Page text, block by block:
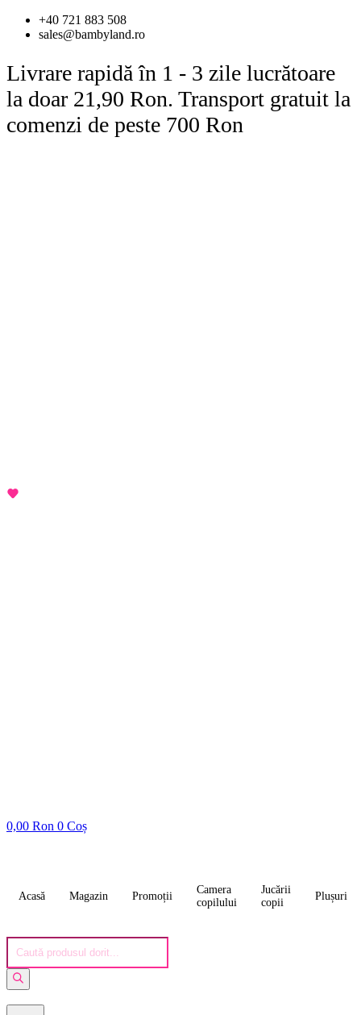
+40 721 883 508
sales@bambyland.ro
Livrare rapidă în 1 - 3 zile lucrătoare
la doar 21,90 Ron. Transport gratuit la
comenzi de peste 700 Ron
0,00 Ron 0 Coș
Acasă Magazin Promoții
Camera
copilului
Jucării
copii
Plușuri
search